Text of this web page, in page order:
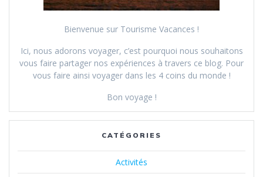
Bienvenue sur Tourisme Vacances !
Ici, nous adorons voyager, c’est pourquoi nous souhaitons
vous faire partager nos expériences à travers ce blog. Pour
vous faire ainsi voyager dans les 4 coins du monde !
Bon voyage !
CATÉGORIES
Activités